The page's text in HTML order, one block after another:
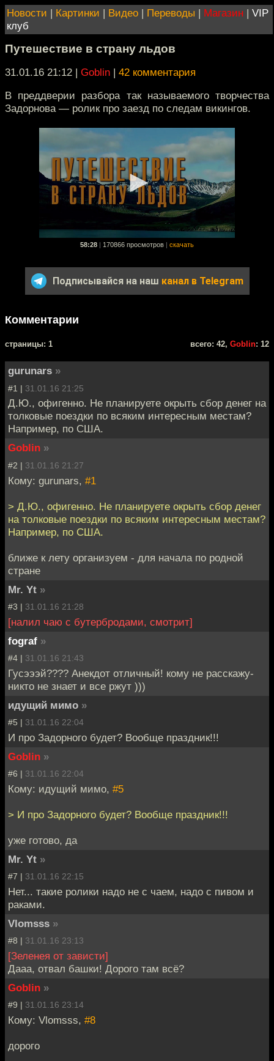
Новости | Картинки | Видео | Переводы | Магазин | VIP
клуб
Путешествие в страну льдов
31.01.16 21:12 | Goblin | 42 комментария
В преддверии разбора так называемого творчества
Задорнова — ролик про заезд по следам викингов.
58:28 170866 просмотров скачать
Подписывайся на наш канал в Telegram
Комментарии
cтраницы: 1 всего: 42, Goblin: 12
gurunars »
#1 | 31.01.16 21:25
Д.Ю., офигенно. Не планируете окрыть сбор денег на
толковые поездки по всяким интересным местам?
Например, по США.
Goblin »
#2 | 31.01.16 21:27
Кому: gurunars, #1
> Д.Ю., офигенно. Не планируете окрыть сбор денег
на толковые поездки по всяким интересным местам?
Например, по США.
ближе к лету организуем - для начала по родной
стране
Mr. Yt »
#3 | 31.01.16 21:28
[налил чаю с бутербродами, смотрит]
fograf »
#4 | 31.01.16 21:43
Гусэээй???? Анекдот отличный! кому не расскажу-
никто не знает и все ржут )))
идущий мимо »
#5 | 31.01.16 22:04
И про Задорного будет? Вообще праздник!!!
Goblin »
#6 | 31.01.16 22:04
Кому: идущий мимо, #5
> И про Задорного будет? Вообще праздник!!!
уже готово, да
Mr. Yt »
#7 | 31.01.16 22:15
Нет... такие ролики надо не с чаем, надо с пивом и
раками.
Vlomsss »
#8 | 31.01.16 23:13
[Зеленея от зависти]
Дааа, отвал башки! Дорого там всё?
Goblin »
#9 | 31.01.16 23:14
Кому: Vlomsss, #8
дорого